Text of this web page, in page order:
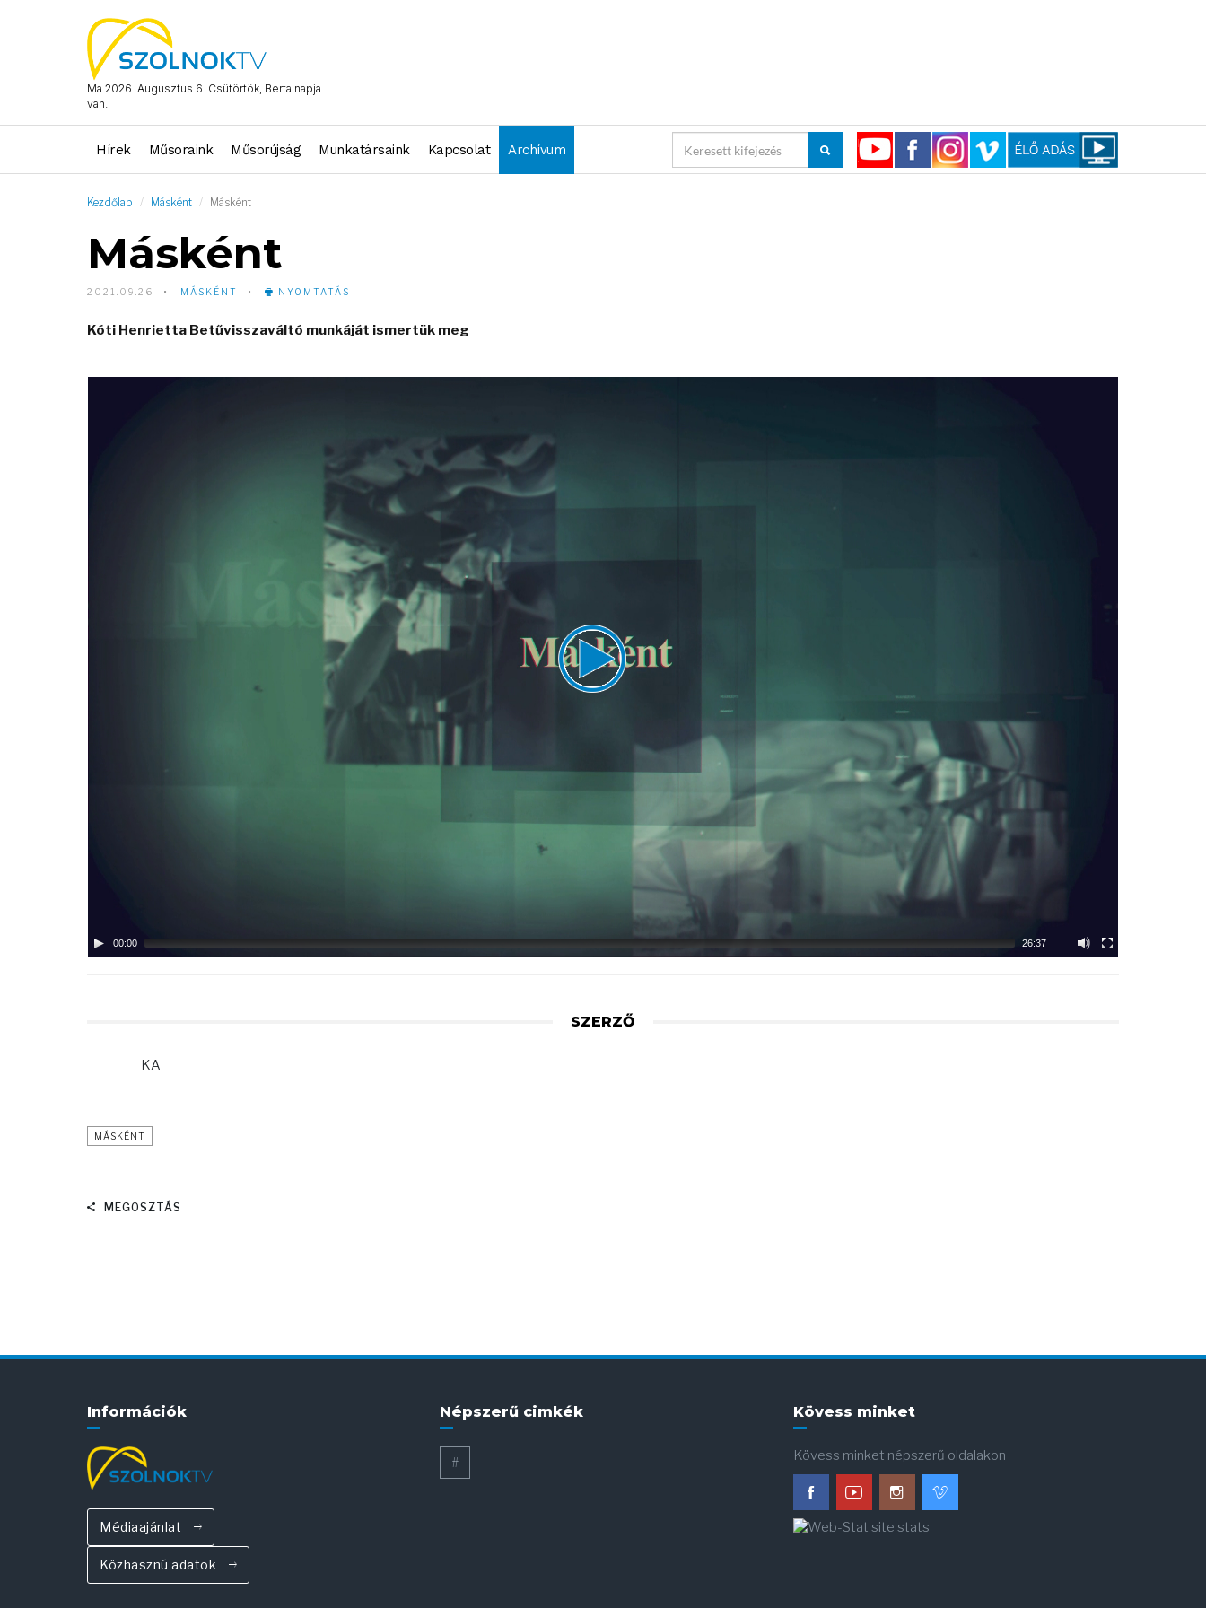
Ma 2026. Augusztus 6. Csütörtök, Berta napja
van.
Hírek Műsoraink Műsorújság Munkatársaink Kapcsolat Archívum
Kezdőlap Másként Másként
Másként
2021.09.26 MÁSKÉNT NYOMTATÁS
Kóti Henrietta Betűvisszaváltó munkáját ismertük meg
00:00 26:37
SZERZŐ
KA
MÁSKÉNT
MEGOSZTÁS
Információk
Médiaajánlat
Közhasznú adatok
Népszerű cimkék
#
Kövess minket
Kövess minket népszerű oldalakon